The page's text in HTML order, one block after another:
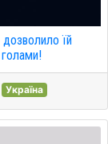
їй
Україна